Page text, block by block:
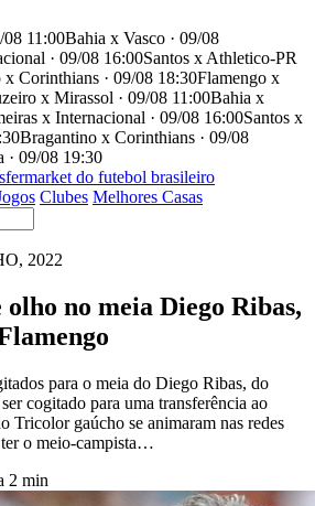
11:00Bahia x Vasco · 09/08
· 09/08 16:00Santos x Athletico-PR
Corinthians · 09/08 18:30Flamengo x
x Mirassol · 09/08 11:00Bahia x
x Internacional · 09/08 16:00Santos x
Bragantino x Corinthians · 09/08
· 09/08 19:30
do futebol brasileiro
Clubes Melhores Casas
2022
no meia Diego Ribas,
para o meia do Diego Ribas, do
cogitado para uma transferência ao
Tricolor gaúcho se animaram nas redes
ter o meio-campista…
2 min